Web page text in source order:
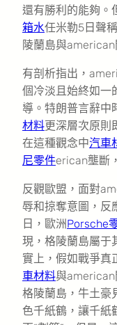
還有勝利的能夠。
箱水任米勒5日聲稱
陵蘭島與american
有剖析指出，
個冷淡且始終如一
導。特朗普言辭中
材料更深層次原則
在這種觀念中汽車
尼零件erican壟斷
反觀歐盟，面對
辱和掠奪意圖，反
日，歐洲Porsche
現，格陵蘭島屬于
實上，假如戰爭真
車材料與american
格陵蘭島，牛土豪
色千紙鶴，讓千紙